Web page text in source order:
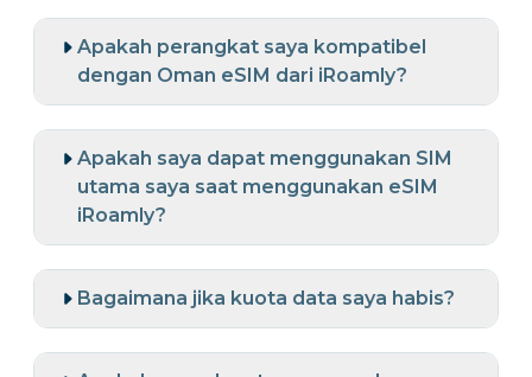
Apakah perangkat saya kompatibel
dengan Oman eSIM dari iRoamly?
Apakah saya dapat menggunakan SIM
utama saya saat menggunakan eSIM
iRoamly?
Bagaimana jika kuota data saya habis?